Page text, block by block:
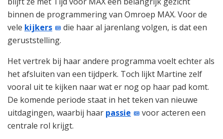
binnen de programmering van Omroep MAX. Voor de
vele kijkers
die haar al jarenlang volgen, is dat een
geruststelling.
Het vertrek bij haar andere programma voelt echter als
het afsluiten van een tijdperk. Toch lijkt Martine zelf
vooral uit te kijken naar wat er nog op haar pad komt.
De komende periode staat in het teken van nieuwe
uitdagingen, waarbij haar passie
voor acteren een
centrale rol krijgt.